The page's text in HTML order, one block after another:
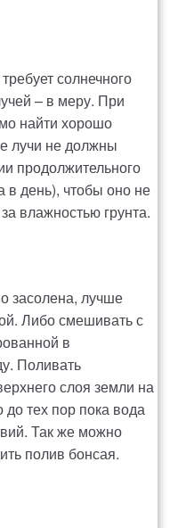
солнечного
– в меру. При
найти хорошо
лучи не должны
продолжительного
в день), чтобы оно не
влажностью грунта.
засолена, лучше
Либо смешивать с
в
Поливать
слоя земли на
тех пор пока вода
Так же можно
полив бонсая.